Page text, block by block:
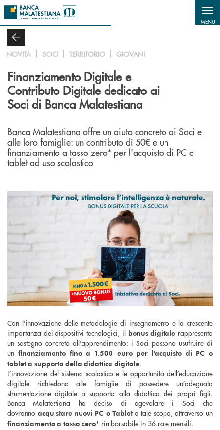
Salta al contenuto principale
MENU
NOVITÀ SOCI TERRITORIO GIOVANI
Finanziamento Digitale e
Contributo Digitale dedicato ai
Soci di Banca Malatestiana
Banca Malatestiana offre un aiuto concreto ai Soci e
alle loro famiglie: un contributo di 50€ e un
finanziamento a tasso zero* per l'acquisto di PC o
tablet ad uso scolastico
Con l'innovazione delle metodologie di insegnamento e la crescente
importanza dei dispositivi tecnologici, il bonus digitale rappresenta
un sostegno concreto all'apprendimento: i Soci possono usufruire di
unfinanziamento fino a 1.500 euro per l'acquisto di PC o
tablet a supporto della didattica digitale.
L’innovazione del sistema scolastico e le opportunità dell’educazione
digitale richiedono alle famiglie di possedere un’adeguata
strumentazione digitale a supporto alla didattica dei propri figli.
Banca Malatestiana ha deciso di agevolare i Soci che
dovranno acquistare nuovi PC o Tableta tale scopo, attraverso un
finanziamento a tasso zero* rimborsabile in 36 rate mensili.